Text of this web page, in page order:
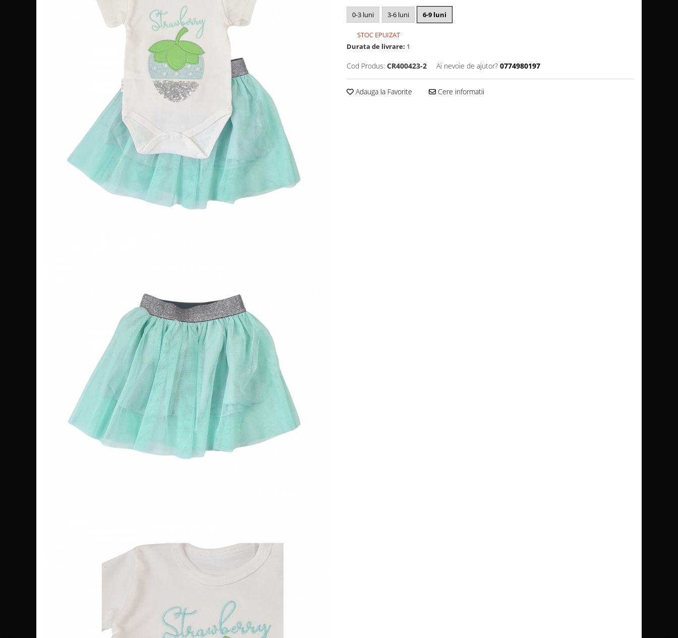
0-3 luni 3-6 luni 6-9 luni
STOC EPUIZAT
Durata de livrare: 1
Cod Produs: CR400423-2 Ai nevoie de ajutor? 0774980197
Adauga la Favorite Cere informatii